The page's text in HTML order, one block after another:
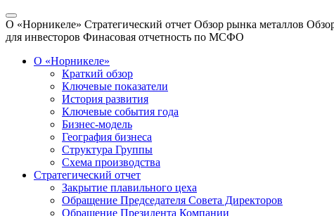
О «Норникеле» Стратегический отчет Обзор рынка металлов
для инвесторов Финасовая отчетность по МСФО
О «Норникеле»
Краткий обзор
Ключевые показатели
История развития
Ключевые события года
Бизнес-модель
География бизнеса
Структура Группы
Схема производства
Стратегический отчет
Закрытие плавильного цеха
Обращение Председателя Совета Директоров
Обращение Президента Компании